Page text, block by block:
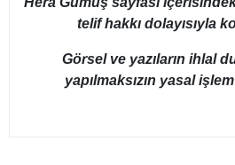
telif hakkı dolayısıyla
Görsel ve yazıların ihlal
yapılmaksızın yasal